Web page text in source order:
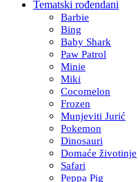
Tematski rođendani
Barbie
Bing
Baby Shark
Paw Patrol
Minie
Miki
Cocomelon
Frozen
Munjeviti Jurić
Pokemon
Dinosauri
Domaće životinje
Safari
Peppa Pig